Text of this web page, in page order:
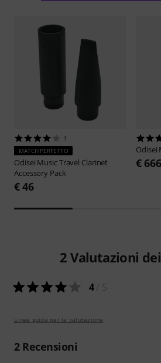
1
MATCH PERFETTO
Odisei MusicTravel Clarinet
Accessory Pack
€ 46
Odisei
€ 666
2 Valutazioni
4/ 5
Linee guida per la valutazione
2Recensioni